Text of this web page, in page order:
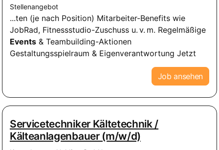
Stellenangebot
...ten (je nach Position) Mitarbeiter-Benefits wie
JobRad, Fitnessstudio-Zuschuss u. v. m. Regelmäßige
Events & Teambuilding-Aktionen
Gestaltungsspielraum & Eigenverantwortung Jetzt
Job ansehen
Servicetechniker Kältetechnik /
Kälteanlagenbauer (m/w/d)